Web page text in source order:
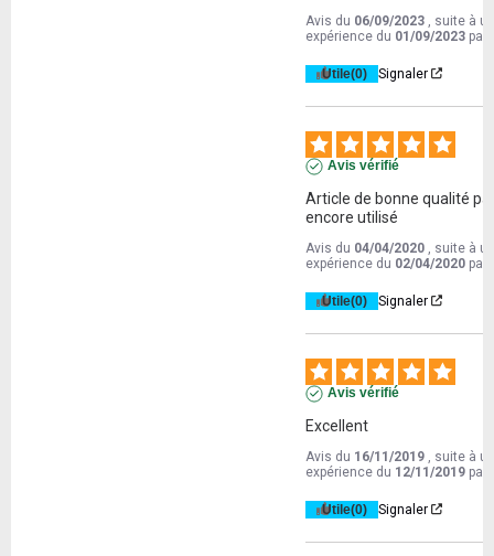
Avis du 06/09/2023
, suite à
expérience du 01/09/2023 par
Utile(0) Signaler
Avis vérifié
Article de bonne qualité
encore utilisé
Avis du 04/04/2020
, suite à
expérience du 02/04/2020 par
Utile(0) Signaler
Avis vérifié
Excellent
Avis du 16/11/2019
, suite à
expérience du 12/11/2019 par
Utile(0) Signaler